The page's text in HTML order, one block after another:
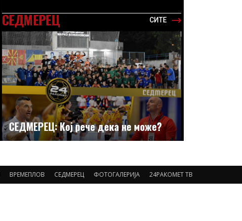
СЕДМЕРЕЦ СИТЕ
СЕДМЕРЕЦ: Кој рече дека не може?
ВРЕМЕПЛОВ СЕДМЕРЕЦ ФОТОГАЛЕРИЈА 24РАКОМЕТ ТВ